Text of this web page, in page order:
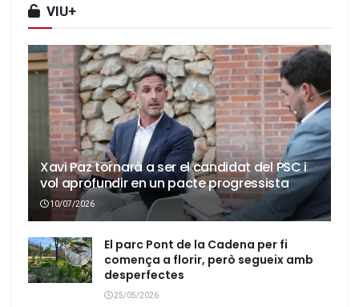
VIU+
Xavi Paz tornarà a ser el candidat del PSC i
vol aprofundir en un pacte progressista
10/07/2026
El parc Pont de la Cadena per fi
comença a florir, però segueix amb
desperfectes
25/05/2026